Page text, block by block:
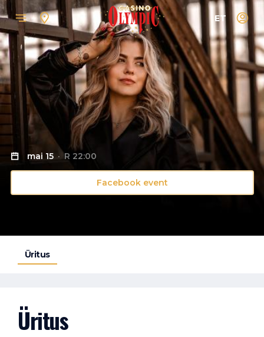
ET
mai 15 R 22:00
Facebook event
Üritus
Üritus